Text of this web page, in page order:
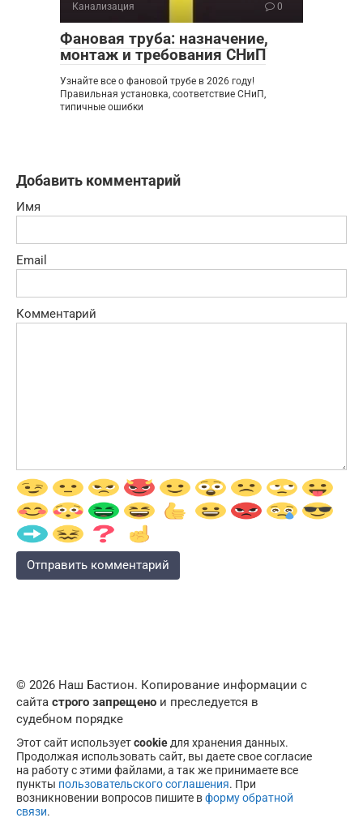
Канализация 0
Фановая труба: назначение,
монтаж и требования СНиП
Узнайте все о фановой трубе в 2026 году!
Правильная установка, соответствие СНиП,
типичные ошибки
Добавить комментарий
Имя
Email
Комментарий
© 2026 Наш Бастион. Копирование информации с
сайта строго запрещено и преследуется в
судебном порядке
Этот сайт используетcookie для хранения данных.
Продолжая использовать сайт, вы даете свое согласие
на работу с этими файлами, а так же принимаете все
пункты пользовательского соглашения. При
возникновении вопросов пишите вформу обратной
связи.